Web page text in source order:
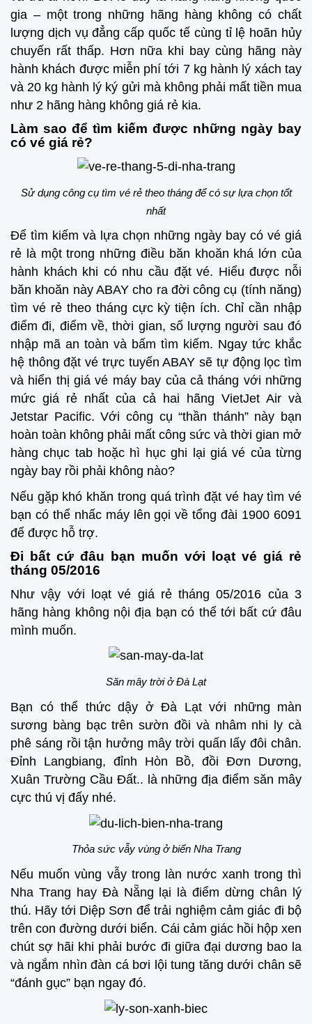
gia – một trong những hãng hàng không có chất
lượng dịch vụ đẳng cấp quốc tế cùng tỉ lệ hoãn hủy
chuyến rất thấp. Hơn nữa khi bay cùng hãng này
hành khách được miễn phí tới 7 kg hành lý xách tay
và 20 kg hành lý ký gửi mà không phải mất tiền mua
như 2 hãng hàng không giá rẻ kia.
Làm sao để tìm kiếm được những ngày bay
có vé giá rẻ?
Sử dụng công cụ tìm vé rẻ theo tháng để có sự lựa chọn tốt
nhất
Để tìm kiếm và lựa chọn những ngày bay có vé giá
rẻ là một trong những điều băn khoăn khá lớn của
hành khách khi có nhu cầu đặt vé. Hiểu được nỗi
băn khoăn này ABAY cho ra đời công cụ (tính năng)
tìm vé rẻ theo tháng cực kỳ tiện ích. Chỉ cần nhập
điểm đi, điểm về, thời gian, số lượng người sau đó
nhập mã an toàn và bấm tìm kiếm. Ngay tức khắc
hệ thông đặt vé trực tuyến ABAY sẽ tự động lọc tìm
và hiển thị giá vé máy bay của cả tháng với những
mức giá rẻ nhất của cả hai hãng VietJet Air và
Jetstar Pacific. Với công cụ “thần thánh” này bạn
hoàn toàn không phải mất công sức và thời gian mở
hàng chục tab hoặc hì hục ghi lại giá vé của từng
ngày bay rồi phải không nào?
Nếu gặp khó khăn trong quá trình đặt vé hay tìm vé
bạn có thể nhấc máy lên gọi về tổng đài 1900 6091
để được hỗ trợ.
Đi bất cứ đâu bạn muốn với loạt vé giá rẻ
tháng 05/2016
Như vậy với loạt vé giá rẻ tháng 05/2016 của 3
hãng hàng không nội địa bạn có thể tới bất cứ đâu
mình muốn.
Săn mây trời ở Đà Lạt
Bạn có thể thức dậy ở Đà Lạt với những màn
sương bàng bạc trên sườn đồi và nhâm nhi ly cà
phê sáng rồi tận hưởng mây trời quấn lấy đôi chân.
Đỉnh Langbiang, đỉnh Hòn Bồ, đồi Đơn Dương,
Xuân Trường Cầu Đất.. là những địa điểm săn mây
cực thú vị đấy nhé.
Thỏa sức vẫy vùng ở biển Nha Trang
Nếu muốn vùng vẫy trong làn nước xanh trong thì
Nha Trang hay Đà Nẵng lại là điểm dừng chân lý
thú. Hãy tới Diệp Sơn để trải nghiệm cảm giác đi bộ
trên con đường dưới biển. Cái cảm giác hồi hộp xen
chút sợ hãi khi phải bước đi giữa đại dương bao la
và ngắm nhìn đàn cá bơi lội tung tăng dưới chân sẽ
“đánh gục” bạn ngay đó.